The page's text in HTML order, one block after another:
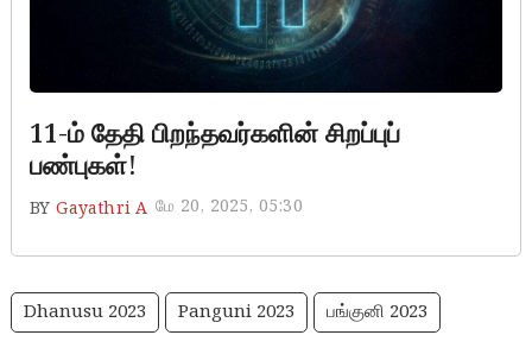
11-ம் தேதி பிறந்தவர்களின் சிறப்புப்
பண்புகள்!
BY Gayathri A மே 20, 2025, 05:30
Dhanusu 2023 Panguni 2023 பங்குனி 2023